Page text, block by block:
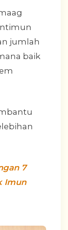
jumlah
baik
7
Imun